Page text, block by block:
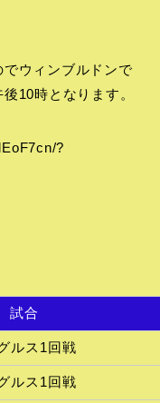
ウィンブルドンで
10時となります。
?
試合
ルス1回戦
ルス1回戦